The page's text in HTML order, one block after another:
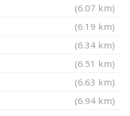
(6.07 km)
(6.19 km)
(6.34 km)
(6.51 km)
(6.63 km)
(6.94 km)